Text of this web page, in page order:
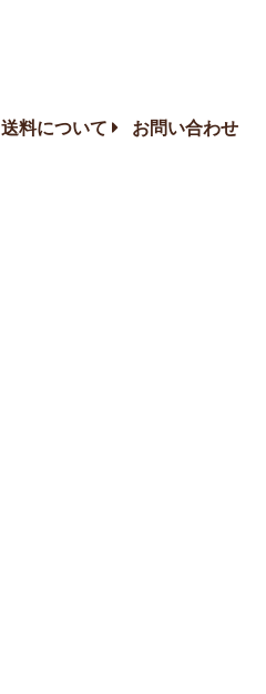
送料について お問い合わせ